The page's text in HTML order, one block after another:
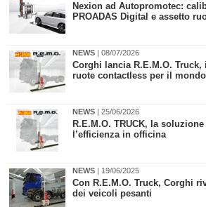
Nexion ad Autopromotec:
PROADAS Digital e assetto
NEWS | 08/07/2026
Corghi lancia R.E.M.O.
ruote contactless per il
NEWS | 25/06/2026
R.E.M.O. TRUCK, la
l’efficienza in officina
NEWS | 19/06/2025
Con R.E.M.O. Truck, Corghi
dei veicoli pesanti